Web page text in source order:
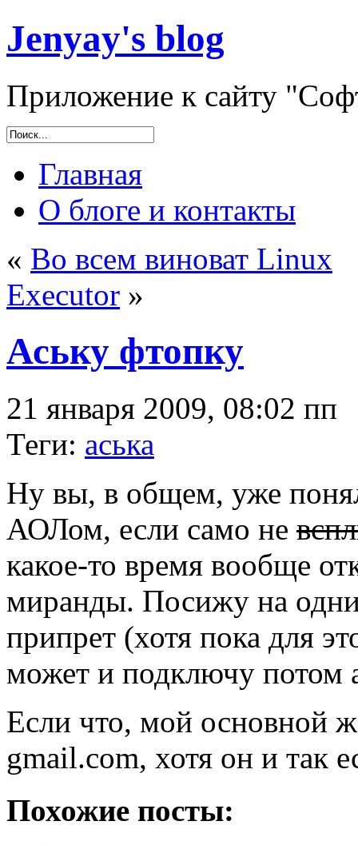
Jenyay's blog
Приложение к сайту
Главная
О блоге и контакты
« Во всем виноват Linux
Executor »
Аську фтопку
21 января 2009, 08:02 пп
Теги: аська
Ну вы, в общем, уже
АОЛом, если само не
какое-то время вообще
миранды. Посижу на
припрет (хотя пока для
может и подключу потом
Если что, мой основной
gmail.com, хотя он и так
Похожие посты: